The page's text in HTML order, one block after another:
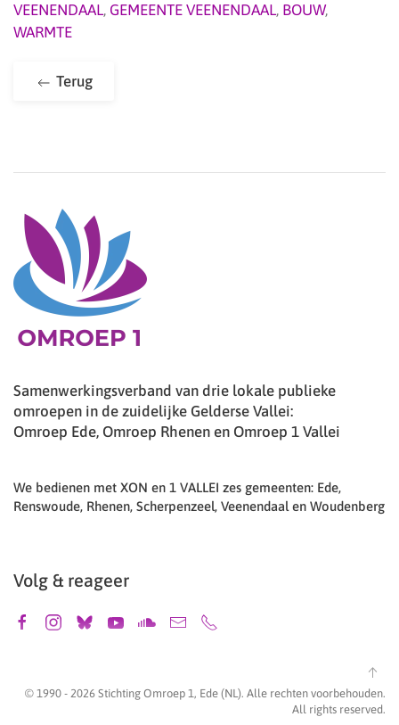
VEENENDAAL, GEMEENTE VEENENDAAL, BOUW,
WARMTE
Terug
Samenwerkingsverband van drie lokale publieke
omroepen in de zuidelijke Gelderse Vallei:
Omroep Ede, Omroep Rhenen en Omroep 1 Vallei
We bedienen met XON en 1 VALLEI zes gemeenten: Ede,
Renswoude, Rhenen, Scherpenzeel, Veenendaal en Woudenberg
Volg & reageer
© 1990 - 2026 Stichting Omroep 1, Ede (NL). Alle rechten voorbehouden.
All rights reserved.